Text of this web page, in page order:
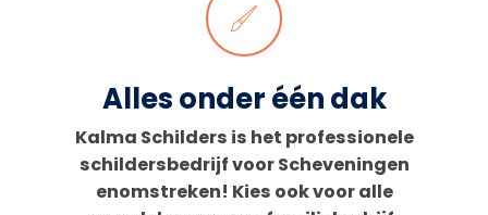
Alles onder één dak
Kalma Schilders is het professionele
schildersbedrijf voor Scheveningen
enomstreken! Kies ook voor alle